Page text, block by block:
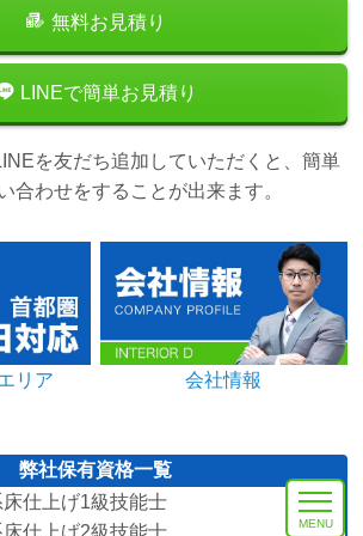
MENU
無料お見積り
LINEで簡単お見積り
を友だち追加していただくと、簡単
合わせをすることが出来ます。
リア 会社情報
弊社保有資格一覧
仕上げ1級技能士
仕上げ2級技能士